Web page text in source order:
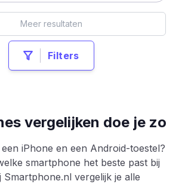
Filters
Meer resultaten
vergelijken doe je zo
iPhone en een Android-toestel?
smartphone het beste past bij
Smartphone.nl vergelijk je alle